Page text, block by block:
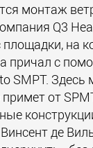
монтаж
Q3
на
причал с
SMPT. Здесь
от
де